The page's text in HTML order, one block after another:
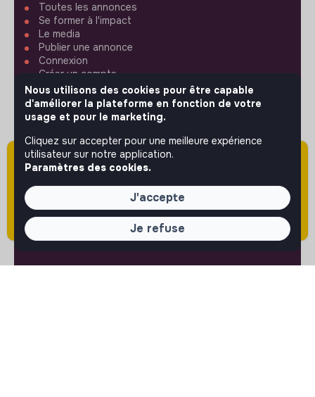
Attention cette annonce a été publiée il y a
plus de 60 jours (le 03/06/2026) et est sans
doute expirée ou non mise à jour.
Toutes les annonces
Se former à l'impact
Le media
Publier une annonce
Connexion
Créer un compte
Editer mon profil
Espace recruteur
Les fiches métiers
Offres d'emploi
Offres de stage
Offres d'alternance
ASSISTANCE
Nous contacter
Conditions d'utilisation
Nous utilisons des cookies pour être capable
d'améliorer la plateforme en fonction de votre
usage et pour le marketing.
Cliquez sur accepter pour une meilleure expérience
utilisateur sur notre application.
Paramètres des cookies.
J'accepte
Je refuse